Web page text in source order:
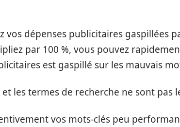
vos dépenses publicitaires gaspillées
par 100 %, vous pouvez
est gaspillé sur les mauvais
et les termes de recherche ne sont pas
vos mots-clés peu